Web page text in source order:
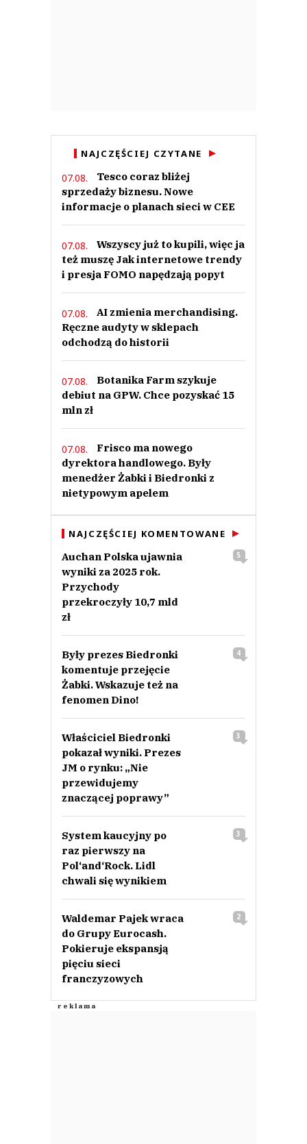
NAJCZĘŚCIEJ CZYTANE
07.08.
Tesco coraz bliżej
sprzedaży biznesu. Nowe
informacje o planach sieci w CEE
07.08.
Wszyscy już to kupili, więc ja
też muszę Jak internetowe trendy
i presja FOMO napędzają popyt
07.08.
AI zmienia merchandising.
Ręczne audyty w sklepach
odchodzą do historii
07.08.
Botanika Farm szykuje
debiut na GPW. Chce pozyskać 15
mln zł
07.08.
Frisco ma nowego
dyrektora handlowego. Były
menedżer Żabki i Biedronki z
nietypowym apelem
NAJCZĘŚCIEJ KOMENTOWANE
Auchan Polska ujawnia
wyniki za 2025 rok.
Przychody
przekroczyły 10,7 mld
zł
5
Były prezes Biedronki
komentuje przejęcie
Żabki. Wskazuje też na
fenomen Dino!
4
Właściciel Biedronki
pokazał wyniki. Prezes
JM o rynku: „Nie
przewidujemy
znaczącej poprawy”
3
System kaucyjny po
raz pierwszy na
Pol‘and‘Rock. Lidl
chwali się wynikiem
3
Waldemar Pajek wraca
do Grupy Eurocash.
Pokieruje ekspansją
pięciu sieci
franczyzowych
2